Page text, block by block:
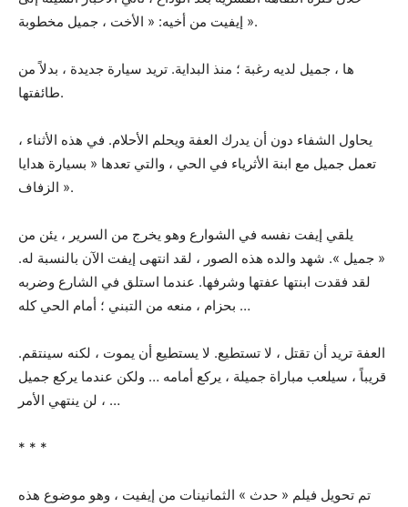
إيفيت من أخيه: « الأخت ، جميل مخطوبة ».
ها ، جميل لديه رغبة ؛ منذ البداية. تريد سيارة جديدة ، بدلاً من
طائفتها.
يحاول الشفاء دون أن يدرك العفة ويحلم الأحلام. في هذه الأثناء ،
تعمل جميل مع ابنة الأثرياء في الحي ، والتي تعدها « بسيارة هدايا
الزفاف ».
يلقي إيفت نفسه في الشوارع وهو يخرج من السرير ، يئن من
« جميل ». شهد والده هذه الصور ، لقد انتهى إيفت الآن بالنسبة له.
لقد فقدت ابنتها عفتها وشرفها. عندما استلق في الشارع وضربه
بحزام ، منعه من التبني ؛ أمام الحي كله …
العفة تريد أن تقتل ، لا تستطيع. لا يستطيع أن يموت ، لكنه سينتقم.
قريباً ، سيلعب مباراة جميلة ، يركع أمامه … ولكن عندما يركع جميل
، لن ينتهي الأمر …
* * *
تم تحويل فيلم « حدث » الثمانينات من إيفيت ، وهو موضوع هذه